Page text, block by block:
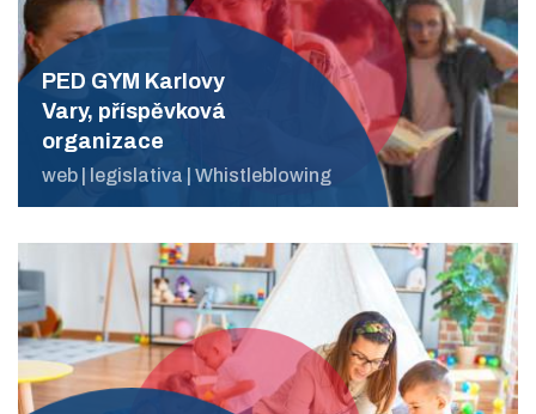
PED GYM Karlovy
Vary, příspěvková
organizace
web | legislativa | Whistleblowing